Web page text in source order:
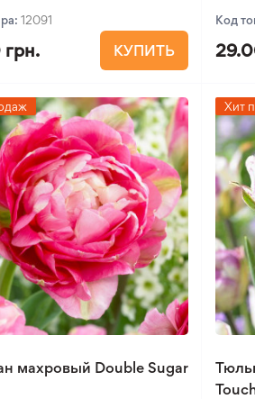
12091
КУПИТЬ
Код
махровый Double Sugar
Хит